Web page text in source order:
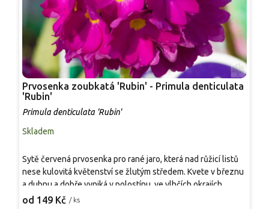
Prvosenka zoubkatá 'Rubin' - Primula denticulata
'Rubin'
Primula denticulata 'Rubin'
Skladem
od 149 Kč / ks
Sytě červená prvosenka pro rané jaro, která nad růžicí listů
nese kulovitá květenství se žlutým středem. Kvete v březnu
a dubnu a dobře vyniká v polostínu, ve vlhčích okrajích
záhonů i u vodních prvků. Výška se obvykle pohybuje kolem